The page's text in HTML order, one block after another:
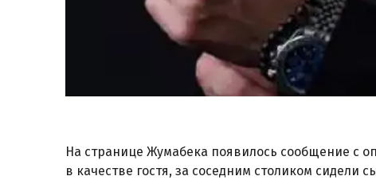
На странице Жумабека появилось сообщение с
в качестве гостя, за соседним столиком